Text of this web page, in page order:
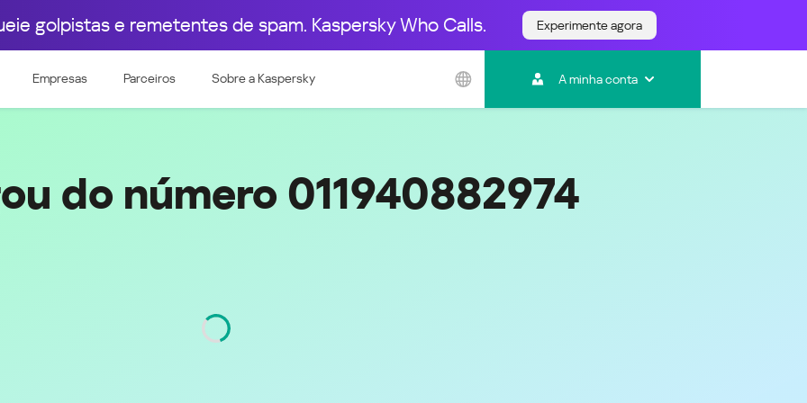
golpistas e remetentes de spam. Kaspersky Who Calls. Experimente agora
Empresas Parceiros Sobre a Kaspersky A minha conta
Ocidental
& Luxembourg
Leste Europeu
Česká republika
Magyarország
Srbija
Türkiye
Қазақстан - Қазақша (Kazakhstan -
Ásia e Pacífico
Australia
India
Malaysia - Bahasa Melayu
New Zealand
do número 011940882974
São Paulo